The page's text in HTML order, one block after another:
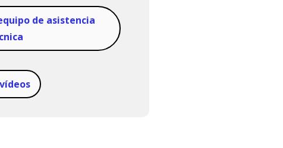
de asistencia